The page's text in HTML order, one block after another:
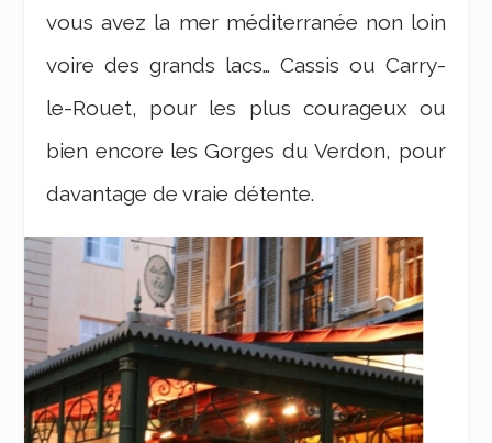
vous avez la mer méditerranée non loin
voire des grands lacs… Cassis ou Carry-
le-Rouet, pour les plus courageux ou
bien encore les Gorges du Verdon, pour
davantage de vraie détente.